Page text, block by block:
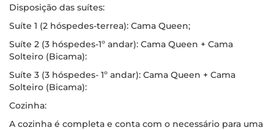
Disposição das suítes:
Suíte 1 (2 hóspedes-terrea): Cama Queen;
Suíte 2 (3 hóspedes-1º andar): Cama Queen + Cama
Solteiro (Bicama):
Suíte 3 (3 hóspedes- 1º andar): Cama Queen + Cama
Solteiro (Bicama):
Cozinha:
A cozinha é completa e conta com o necessário para uma